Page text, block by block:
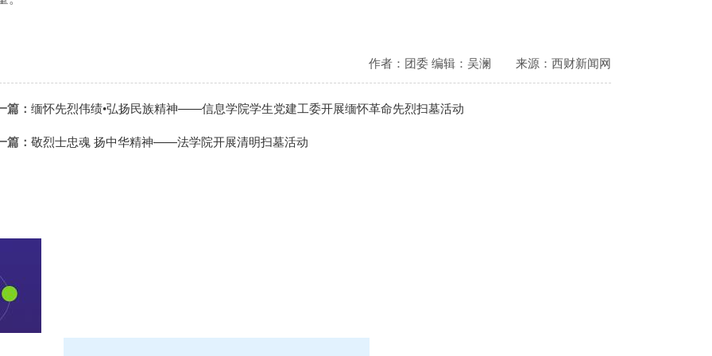
作者：团委 编辑：吴澜 来源：西财新闻网
篇： 缅怀先烈伟绩•弘扬民族精神——信息学院学生党建工委开展缅怀革命先烈扫墓活动
篇： 敬烈士忠魂 扬中华精神——法学院开展清明扫墓活动